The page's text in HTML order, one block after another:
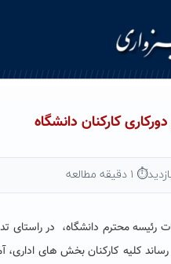
کارکنان دانشگاه
⏱ ۱ دقیقه مطالعه
رئیسه محترم دانشگاه،‌ در راستای
کلیه کارکنانبخش های اداری،